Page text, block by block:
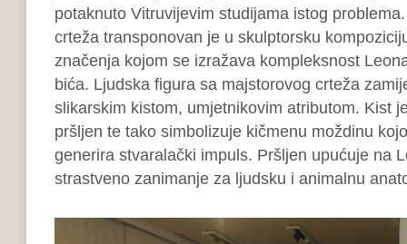
potaknuto Vitruvijevim studijama istog
crteža transponovan je u skulptorsku
značenja kojom se izražava kompleksnost
bića. Ljudska figura sa majstorovog crteža
slikarskim kistom, umjetnikovim atributom. Kist
pršljen te tako simbolizuje kičmenu moždinu
generira stvaralački impuls. Pršljen upućuje na
strastveno zanimanje za ljudsku i animalnu